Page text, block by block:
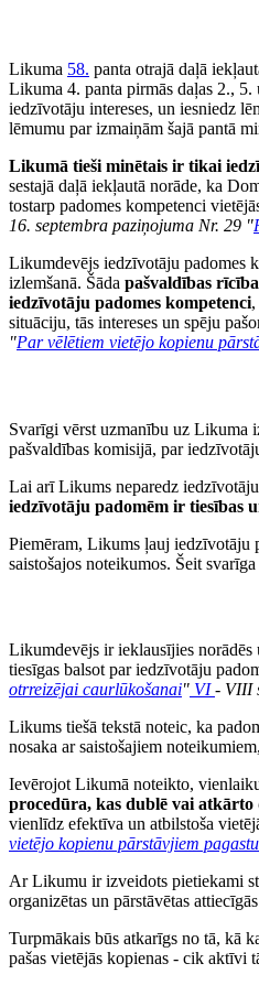
Likuma 58. panta otrajā daļā
Likuma 4. panta pirmās daļas 2.,
iedzīvotāju intereses, un iesniedz
lēmumu par izmaiņām šajā pantā
Likumā tieši minētais ir tikai
sestajā daļā iekļautā norāde, ka
tostarp padomes kompetenci
16. septembra paziņojuma Nr. 29 "
Likumdevējs iedzīvotāju padomes
izlemšanā. Šāda pašvaldības
iedzīvotāju padomes kompetenci
situāciju, tās intereses un spēju
"Par vēlētiem vietējo kopienu
Svarīgi vērst uzmanību uz Likuma
pašvaldības komisijā, par
Lai arī Likums neparedz
iedzīvotāju padomēm ir tiesības
Piemēram, Likums ļauj iedzīvotāju
saistošajos noteikumos. Šeit svarīga
Likumdevējs ir ieklausījies norādēs
tiesīgas balsot par iedzīvotāju
otrreizējai caurlūkošanai" VI- VIII
Likums tiešā tekstā noteic, ka
nosaka ar saistošajiem
Ievērojot Likumā noteikto,
procedūra, kas dublē vai atkārto
vienlīdz efektīva un atbilstoša
vietējo kopienu pārstāvjiem
Ar Likumu ir izveidots pietiekami
organizētas un pārstāvētas
Turpmākais būs atkarīgs no tā, kā
pašas vietējās kopienas - cik aktīvi